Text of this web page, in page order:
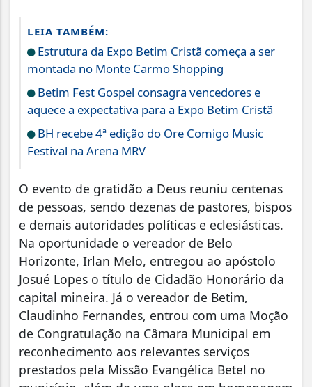
LEIA TAMBÉM:
Estrutura da Expo Betim Cristã começa a ser
montada no Monte Carmo Shopping
Betim Fest Gospel consagra vencedores e
aquece a expectativa para a Expo Betim Cristã
BH recebe 4ª edição do Ore Comigo Music
Festival na Arena MRV
O evento de gratidão a Deus reuniu centenas
de pessoas, sendo dezenas de pastores, bispos
e demais autoridades políticas e eclesiásticas.
Na oportunidade o vereador de Belo
Horizonte, Irlan Melo, entregou ao apóstolo
Josué Lopes o título de Cidadão Honorário da
capital mineira. Já o vereador de Betim,
Claudinho Fernandes, entrou com uma Moção
de Congratulação na Câmara Municipal em
reconhecimento aos relevantes serviços
prestados pela Missão Evangélica Betel no